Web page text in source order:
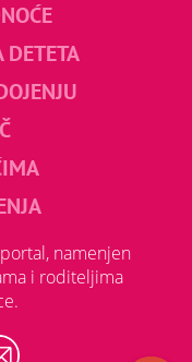
DETETA
namenjen
i roditeljima